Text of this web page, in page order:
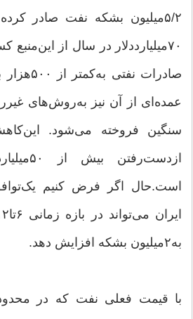
۵/۲‌میلیون بشکه نفت صادر
۷۰‌میلیارددلار در سال از
صادرات
عمده‌ای از آن نیز به‌روش‌های
سنگین فروخته می‌شود.
است.حال اگر فرض کنیم
به‌۲‌میلیون بشکه افزایش دهد.